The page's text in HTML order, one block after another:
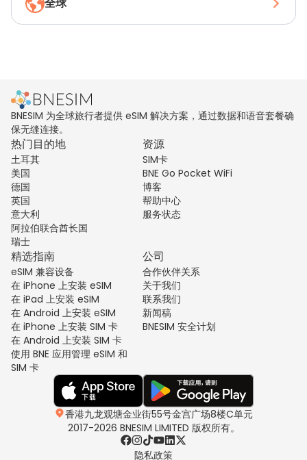
BNESIM 为全球旅行者提供 eSIM 解决方案，通过数据和语音套餐确
保无缝连接。
热门目的地
土耳其
美国
德国
英国
意大利
阿拉伯联合酋长国
瑞士
资源
SIM卡
BNE Go Pocket WiFi
博客
帮助中心
服务状态
精选指南
eSIM 兼容设备
在 iPhone 上安装 eSIM
在 iPad 上安装 eSIM
在 Android 上安装 eSIM
在 iPhone 上安装 SIM 卡
在 Android 上安装 SIM 卡
使用 BNE 应用管理 eSIM 和
SIM 卡
公司
合作伙伴关系
关于我们
联系我们
新闻稿
BNESIM 安全计划
香港九龙观塘金业街55号金宫广场8楼C单元
2017-2026 BNESIM LIMITED 版权所有。
隐私政策